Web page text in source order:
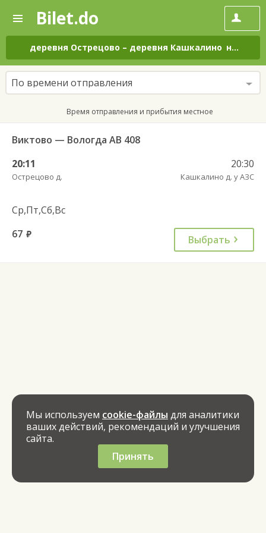
—
Поиск
и
покупка
билетов
на
автобус
онлайн
Bilet.do
деревня Острецово – деревня Кашкалино на все дни
По времени отправления
Время отправления и прибытия местное
Виктово — Вологда АВ 408
20:11
Острецово д.
20:30
Кашкалино д. у АЗС
Ср,Пт,Сб,Вс
67 руб. Выбрать
Мы используем cookie-файлы для аналитики
ваших действий, рекомендаций и улучшения
сайта.
Принять